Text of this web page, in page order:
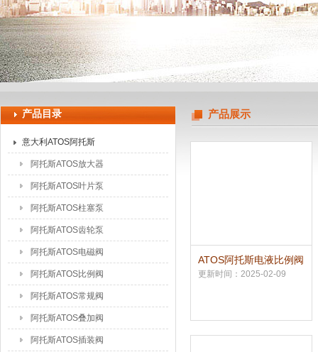
上海申思特自动化设备有限公司
产品目录
意大利ATOS阿托斯
阿托斯ATOS放大器
阿托斯ATOS叶片泵
阿托斯ATOS柱塞泵
阿托斯ATOS齿轮泵
阿托斯ATOS电磁阀
阿托斯ATOS比例阀
阿托斯ATOS常规阀
阿托斯ATOS叠加阀
阿托斯ATOS插装阀
产品展示
ATOS阿托斯电液比例阀
中国总代理
更新时间：2025-02-09